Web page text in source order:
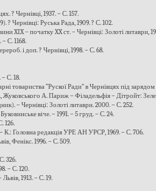
? Чернівці, 1937. – С. 157.
? Чернівці: Руська Рада, 1909. ? С. 102.
XIX – початку XX ст. – Чернівці: Золоті литаври,
С. 1168.
і доп. ? Чернівці, 1998. – С. 68.
С. 18.
товариства “Рускої Ради” в Чернівцях під зарядом
Жуковського А. Париж – Філадельфія – Дітройт:
– Чернівці: Золоті литаври. 2000. – С. 252.
віче. – 1991. – 5 груд. – С. 24.
126.
– К.: Головна редакція УРЕ АН УРСР, 1969. – С. 706.
Фенікс. 1996. – С. 509.
326.
– С. 120.
1913. – С. 19.